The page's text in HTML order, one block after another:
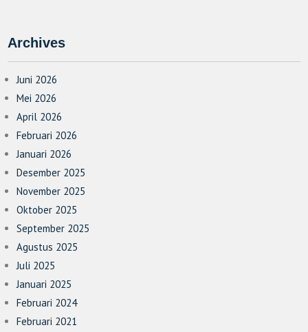
Archives
Juni 2026
Mei 2026
April 2026
Februari 2026
Januari 2026
Desember 2025
November 2025
Oktober 2025
September 2025
Agustus 2025
Juli 2025
Januari 2025
Februari 2024
Februari 2021